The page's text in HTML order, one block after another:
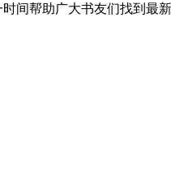
间帮助广大书友们找到最